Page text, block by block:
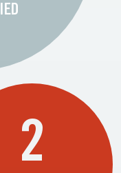
2